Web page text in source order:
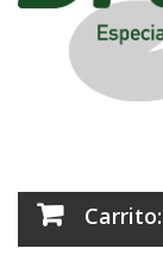
Carrito: